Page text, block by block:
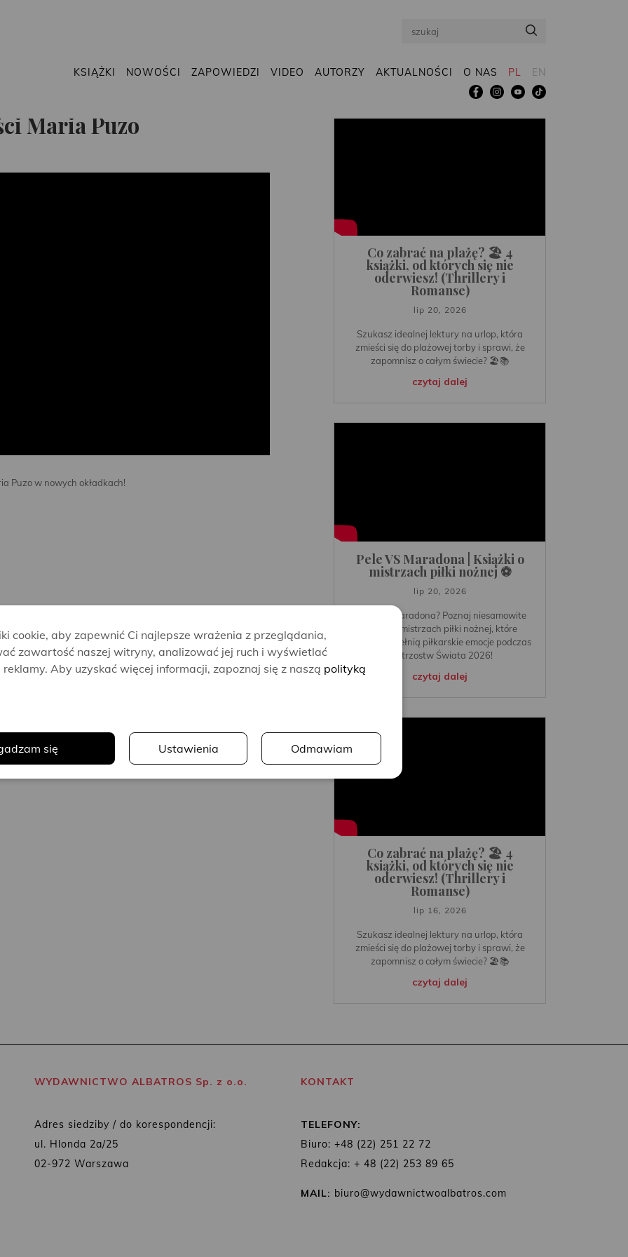
Search
KSIĄŻKI NOWOŚCI ZAPOWIEDZI VIDEO AUTORZY AKTUALNOŚCI O NAS PL EN
Maria Puzo
Puzo w nowych okładkach!
Co zabrać na plażę? 🏖️ 4
książki, od których się nie
oderwiesz! (Thrillery i
Romanse)
lip 20, 2026
Szukasz idealnej lektury na urlop, która
zmieści się do plażowej torby i sprawi, że
zapomnisz o całym świecie? 🏖️📚
czytaj dalej
Pele VS Maradona | Książki o
mistrzach piłki nożnej ⚽️
lip 20, 2026
⚽️Pele vs Maradona? Poznaj niesamowite
książki o mistrzach piłki nożnej, które
idealnie dopełnią piłkarskie emocje podczas
Mistrzostw Świata 2026!
czytaj dalej
Co zabrać na plażę? 🏖️ 4
książki, od których się nie
oderwiesz! (Thrillery i
Romanse)
lip 16, 2026
Szukasz idealnej lektury na urlop, która
zmieści się do plażowej torby i sprawi, że
zapomnisz o całym świecie? 🏖️📚
czytaj dalej
WYDAWNICTWO ALBATROS Sp. z o.o.
Adres siedziby / do korespondencji:
ul. Hlonda 2a/25
02-972 Warszawa
KONTAKT
TELEFONY:
Biuro: +48 (22) 251 22 72
Redakcja: + 48 (22) 253 89 65
MAIL: biuro@wydawnictwoalbatros.com
cookie, aby zapewnić Ci najlepsze wrażenia z przeglądania,
zawartość naszej witryny, analizować jej ruch i wyświetlać
Aby uzyskać więcej informacji, zapoznaj się z naszą polityką
się Ustawienia Odmawiam